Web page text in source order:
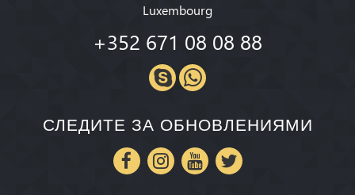
Luxembourg
+352 671 08 08 88
СЛЕДИТЕ ЗА ОБНОВЛЕНИЯМИ